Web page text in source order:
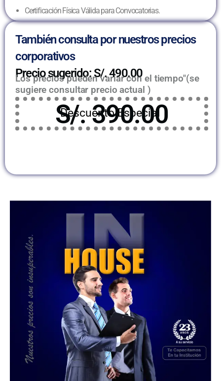
Certificación Física Válida para Convocatorias.
También consulta por nuestros precios
corporativos
Precio sugerido: S/. 490.00
Los precios pueden variar con el tiempo"(se
sugiere consultar precio actual )
Descuento Especial
S/. 390.00